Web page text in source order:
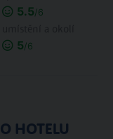
5.5/6
5/6
HOTELU